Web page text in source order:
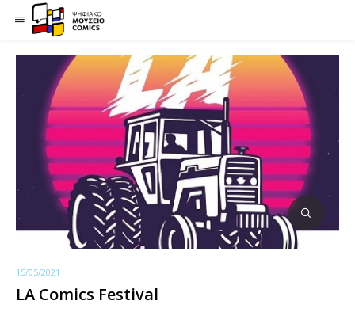
15/05/2021
LA Comics Festival